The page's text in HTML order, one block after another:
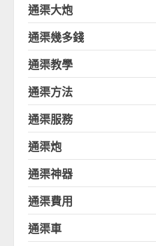
通渠大炮
通渠幾多錢
通渠教學
通渠方法
通渠服務
通渠炮
通渠神器
通渠費用
通渠車